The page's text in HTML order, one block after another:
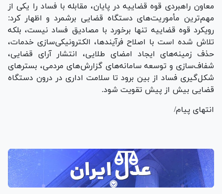
معاون راهبردی قوه قضاییه در پایان، مقابله با فساد را یکی از
مهم‌ترین مأموریت‌های دستگاه قضایی برشمرد و اظهار کرد:
رویکرد قوه قضاییه تنها برخورد با مصادیق فساد نیست، بلکه
تلاش شده است با اصلاح فرآیندها، الکترونیکی‌سازی خدمات،
حذف زمینه‌های ایجاد امضای طلایی، انتشار آرای قضایی،
شفاف‌سازی و توسعه سامانه‌های گزارش‌های مردمی، بستر‌های
شکل‌گیری فساد از بین برود تا سلامت اداری در درون دستگاه
قضایی بیش از پیش تقویت شود.
انتهای پیام/